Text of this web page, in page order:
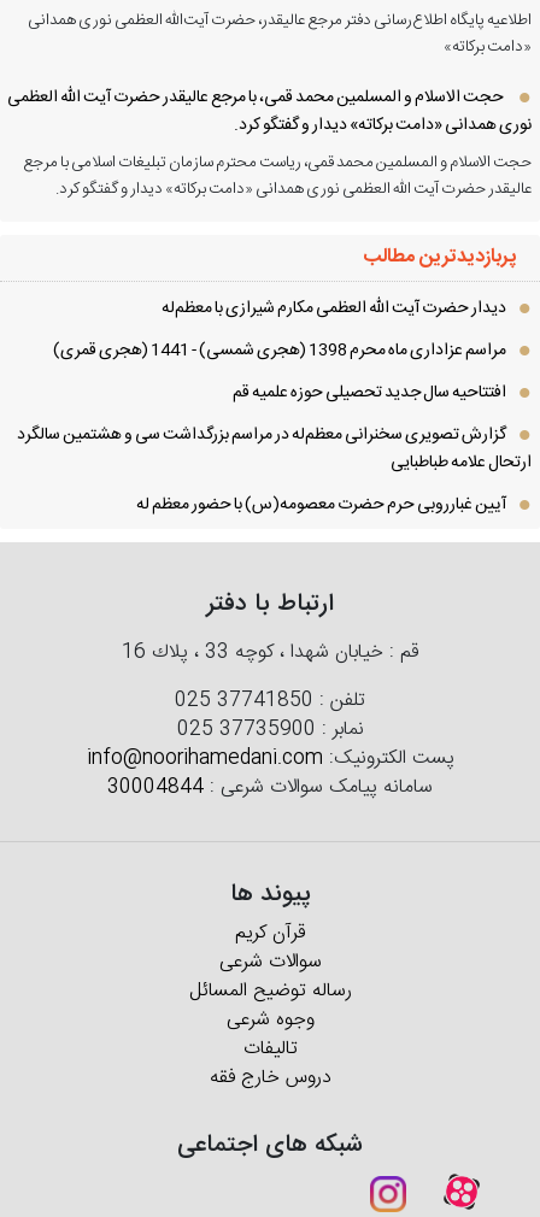
پایگاه اطلاع‌رسانی دفتر مرجع عالیقدر، حضرت آیت‌الله العظمی نوری همدانی
برکاته»
حجت الاسلام و المسلمین محمد قمی، با مرجع عالیقدر حضرت آیت الله العظمی
همدانی «دامت برکاته» دیدار و گفتگو کرد.
الاسلام و المسلمین محمد قمی، ریاست محترم سازمان تبلیغات اسلامی با مرجع
حضرت آیت الله العظمی نوری همدانی «دامت برکاته» دیدار و گفتگو کرد.
پربازدیدترین مطالب
دیدار حضرت آیت الله العظمی مكارم شیرازی با معظم‌له
مراسم عزاداری ماه محرم 1398 (هجری شمسی) - 1441 (هجری قمری)
افتتاحیه سال جدید تحصیلی حوزه علمیه قم
گزارش تصویری سخنرانی معظم‌له در مراسم بزرگداشت سی و هشتمین سالگرد
علامه طباطبایی
آیین غبارروبی حرم حضرت معصومه(س) با حضور معظم له
ارتباط با دفتر
قم : خیابان شهدا ، كوچه 33 ، پلاك 16
تلفن :025 37741850
نمابر :025 37735900
پست الکترونیک:info@noorihamedani.com
سامانه پیامک سوالات شرعی : 30004844
پیوند ها
قرآن کریم
سوالات شرعی
رساله توضیح المسائل
وجوه شرعی
تالیفات
دروس خارج فقه
شبکه های اجتماعی